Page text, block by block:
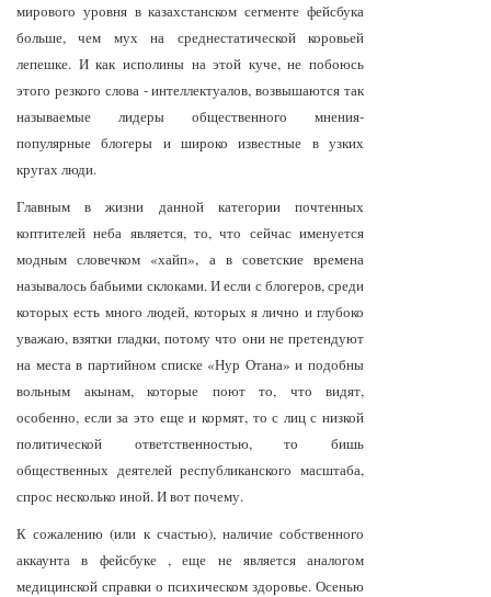
мирового уровня в казахстанском сегменте фейсбука
больше, чем мух на среднестатической коровьей
лепешке. И как исполины на этой куче, не побоюсь
этого резкого слова - интеллектуалов, возвышаются так
называемые лидеры общественного мнения-
популярные блогеры и широко известные в узких
кругах люди.
Главным в жизни данной категории почтенных
коптителей неба является, то, что сейчас именуется
модным словечком «хайп», а в советские времена
называлось бабьими склоками. И если с блогеров, среди
которых есть много людей, которых я лично и глубоко
уважаю, взятки гладки, потому что они не претендуют
на места в партийном списке «Нур Отана» и подобны
вольным акынам, которые поют то, что видят,
особенно, если за это еще и кормят, то с лиц с низкой
политической ответственностью, то бишь
общественных деятелей республиканского масштаба,
спрос несколько иной. И вот почему.
К сожалению (или к счастью), наличие собственного
аккаунта в фейсбуке , еще не является аналогом
медицинской справки о психическом здоровье. Осенью